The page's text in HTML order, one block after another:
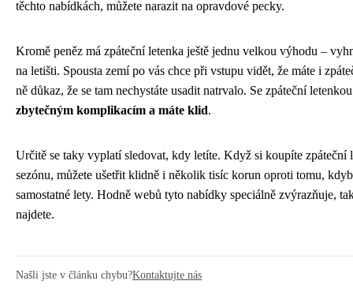
těchto nabídkách, můžete narazit na opravdové pecky.
Kromě peněz má zpáteční letenka ještě jednu velkou výhodu –
na letišti. Spousta zemí po vás chce při vstupu vidět, že máte i
ně důkaz, že se tam nechystáte usadit natrvalo. Se zpáteční
zbytečným komplikacím a máte klid.
Určitě se taky vyplatí sledovat, kdy letíte. Když si koupíte zpáteční
sezónu, můžete ušetřit klidně i několik tisíc korun oproti tomu,
samostatné lety. Hodně webů tyto nabídky speciálně zvýrazňuje,
najdete.
Našli jste v článku chybu?Kontaktujte nás